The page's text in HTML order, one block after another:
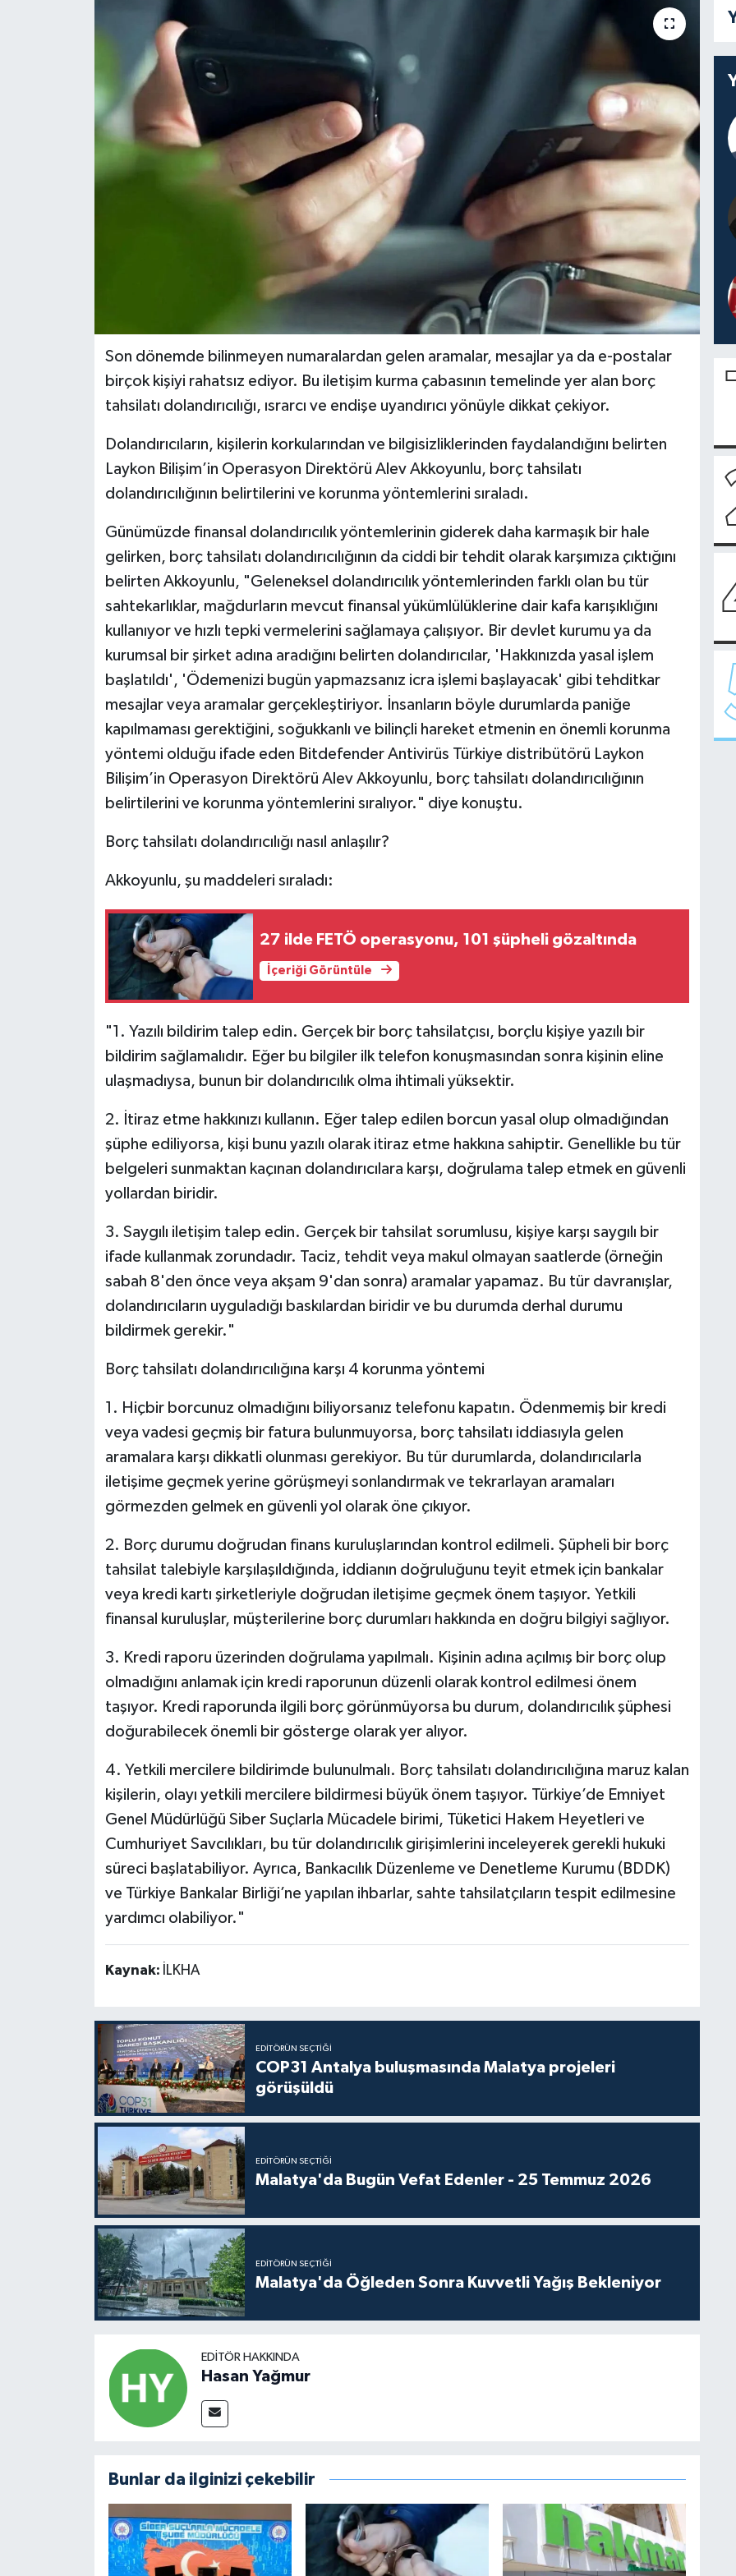
Son dönemde bilinmeyen numaralardan gelen aramalar, mesajlar ya da e-postalar
birçok kişiyi rahatsız ediyor. Bu iletişim kurma çabasının temelinde yer alan borç
tahsilatı dolandırıcılığı, ısrarcı ve endişe uyandırıcı yönüyle dikkat çekiyor.
Dolandırıcıların, kişilerin korkularından ve bilgisizliklerinden faydalandığını belirten
Laykon Bilişim’in Operasyon Direktörü Alev Akkoyunlu, borç tahsilatı
dolandırıcılığının belirtilerini ve korunma yöntemlerini sıraladı.
Günümüzde finansal dolandırıcılık yöntemlerinin giderek daha karmaşık bir hale
gelirken, borç tahsilatı dolandırıcılığının da ciddi bir tehdit olarak karşımıza çıktığını
belirten Akkoyunlu, "Geleneksel dolandırıcılık yöntemlerinden farklı olan bu tür
sahtekarlıklar, mağdurların mevcut finansal yükümlülüklerine dair kafa karışıklığını
kullanıyor ve hızlı tepki vermelerini sağlamaya çalışıyor. Bir devlet kurumu ya da
kurumsal bir şirket adına aradığını belirten dolandırıcılar, 'Hakkınızda yasal işlem
başlatıldı', 'Ödemenizi bugün yapmazsanız icra işlemi başlayacak' gibi tehditkar
mesajlar veya aramalar gerçekleştiriyor. İnsanların böyle durumlarda paniğe
kapılmaması gerektiğini, soğukkanlı ve bilinçli hareket etmenin en önemli korunma
yöntemi olduğu ifade eden Bitdefender Antivirüs Türkiye distribütörü Laykon
Bilişim’in Operasyon Direktörü Alev Akkoyunlu, borç tahsilatı dolandırıcılığının
belirtilerini ve korunma yöntemlerini sıralıyor." diye konuştu.
Borç tahsilatı dolandırıcılığı nasıl anlaşılır?
Akkoyunlu, şu maddeleri sıraladı:
27 ilde FETÖ operasyonu, 101 şüpheli gözaltında
İçeriği Görüntüle
"1. Yazılı bildirim talep edin. Gerçek bir borç tahsilatçısı, borçlu kişiye yazılı bir
bildirim sağlamalıdır. Eğer bu bilgiler ilk telefon konuşmasından sonra kişinin eline
ulaşmadıysa, bunun bir dolandırıcılık olma ihtimali yüksektir.
2. İtiraz etme hakkınızı kullanın. Eğer talep edilen borcun yasal olup olmadığından
şüphe ediliyorsa, kişi bunu yazılı olarak itiraz etme hakkına sahiptir. Genellikle bu tür
belgeleri sunmaktan kaçınan dolandırıcılara karşı, doğrulama talep etmek en güvenli
yollardan biridir.
3. Saygılı iletişim talep edin. Gerçek bir tahsilat sorumlusu, kişiye karşı saygılı bir
ifade kullanmak zorundadır. Taciz, tehdit veya makul olmayan saatlerde (örneğin
sabah 8'den önce veya akşam 9'dan sonra) aramalar yapamaz. Bu tür davranışlar,
dolandırıcıların uyguladığı baskılardan biridir ve bu durumda derhal durumu
bildirmek gerekir."
Borç tahsilatı dolandırıcılığına karşı 4 korunma yöntemi
1. Hiçbir borcunuz olmadığını biliyorsanız telefonu kapatın. Ödenmemiş bir kredi
veya vadesi geçmiş bir fatura bulunmuyorsa, borç tahsilatı iddiasıyla gelen
aramalara karşı dikkatli olunması gerekiyor. Bu tür durumlarda, dolandırıcılarla
iletişime geçmek yerine görüşmeyi sonlandırmak ve tekrarlayan aramaları
görmezden gelmek en güvenli yol olarak öne çıkıyor.
2. Borç durumu doğrudan finans kuruluşlarından kontrol edilmeli. Şüpheli bir borç
tahsilat talebiyle karşılaşıldığında, iddianın doğruluğunu teyit etmek için bankalar
veya kredi kartı şirketleriyle doğrudan iletişime geçmek önem taşıyor. Yetkili
finansal kuruluşlar, müşterilerine borç durumları hakkında en doğru bilgiyi sağlıyor.
3. Kredi raporu üzerinden doğrulama yapılmalı. Kişinin adına açılmış bir borç olup
olmadığını anlamak için kredi raporunun düzenli olarak kontrol edilmesi önem
taşıyor. Kredi raporunda ilgili borç görünmüyorsa bu durum, dolandırıcılık şüphesi
doğurabilecek önemli bir gösterge olarak yer alıyor.
4. Yetkili mercilere bildirimde bulunulmalı. Borç tahsilatı dolandırıcılığına maruz kalan
kişilerin, olayı yetkili mercilere bildirmesi büyük önem taşıyor. Türkiye’de Emniyet
Genel Müdürlüğü Siber Suçlarla Mücadele birimi, Tüketici Hakem Heyetleri ve
Cumhuriyet Savcılıkları, bu tür dolandırıcılık girişimlerini inceleyerek gerekli hukuki
süreci başlatabiliyor. Ayrıca, Bankacılık Düzenleme ve Denetleme Kurumu (BDDK)
ve Türkiye Bankalar Birliği’ne yapılan ihbarlar, sahte tahsilatçıların tespit edilmesine
yardımcı olabiliyor."
Kaynak: İLKHA
EDITÖRÜN SEÇTIĞI
COP31 Antalya buluşmasında Malatya projeleri
görüşüldü
EDITÖRÜN SEÇTIĞI
Malatya'da Bugün Vefat Edenler - 25 Temmuz 2026
EDITÖRÜN SEÇTIĞI
Malatya'da Öğleden Sonra Kuvvetli Yağış Bekleniyor
EDITÖR HAKKINDA
Hasan Yağmur
Bunlar da ilginizi çekebilir